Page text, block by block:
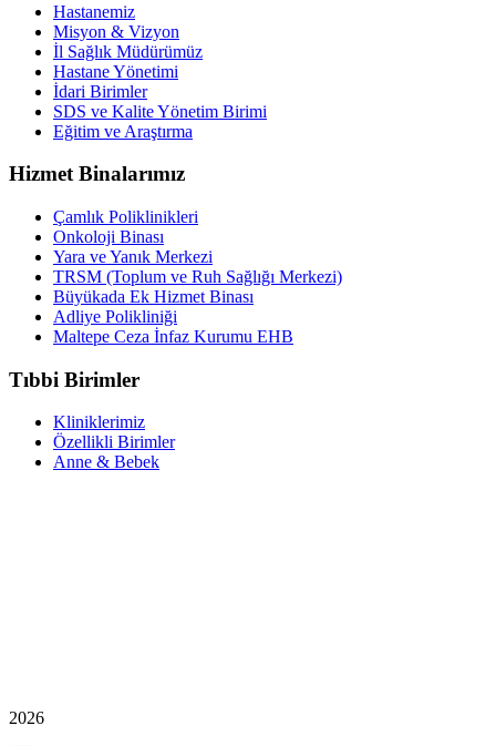
Hastanemiz
Misyon & Vizyon
İl Sağlık Müdürümüz
Hastane Yönetimi
İdari Birimler
SDS ve Kalite Yönetim Birimi
Eğitim ve Araştırma
Hizmet Binalarımız
Çamlık Poliklinikleri
Onkoloji Binası
Yara ve Yanık Merkezi
TRSM (Toplum ve Ruh Sağlığı Merkezi)
Büyükada Ek Hizmet Binası
Adliye Polikliniği
Maltepe Ceza İnfaz Kurumu EHB
Tıbbi Birimler
Kliniklerimiz
Özellikli Birimler
Anne & Bebek
2026